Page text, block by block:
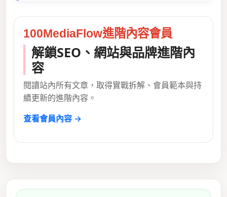
100MediaFlow進階內容會員
解鎖SEO、網站與品牌進階內
容
閱讀站內所有文章，取得實戰拆解、會員範本與持
續更新的進階內容。
查看會員內容 →